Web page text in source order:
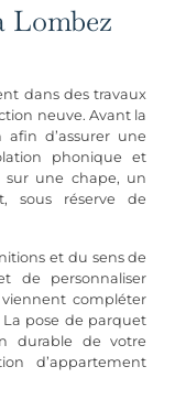
Lombez
dans des travaux
neuve. Avant la
d’assurer une
phonique et
une chape, un
sous réserve de
et du sens de
de personnaliser
compléter
pose de parquet
durable de votre
d’appartement